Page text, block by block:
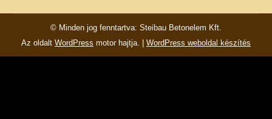
© Minden jog fenntartva: Steibau Betonelem Kft.
Az oldalt WordPress motor hajtja. | WordPress weboldal készítés